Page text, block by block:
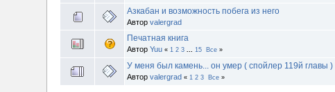
Азкабан и возможность побега из него
Авторvalergrad
Печатная книга
АвторYuu « 1 2 3 15 Все »
У меня был камень... он умер ( спойлер 119й главы )
Авторvalergrad « 1 2 3 Все »